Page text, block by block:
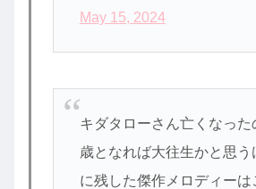
May 15, 2024
キダタローさん亡くなった
歳となれば大往生かと思う
に残した傑作メロディーは